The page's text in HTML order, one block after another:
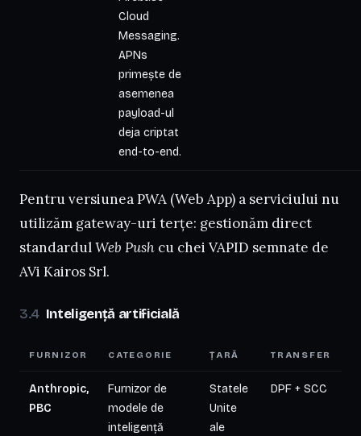
Cloud
Messaging.
APNs
primește de
asemenea
payload-ul
deja criptat
end-to-end.
Pentru versiunea PWA (Web App) a serviciului nu
utilizăm gateway-uri terțe: gestionăm direct
standardulWeb Push cu chei VAPID semnate de
AVi Kairos Srl.
Inteligență artificială
FURNIZOR CATEGORIE ȚARĂ TRANSFER
Anthropic,
PBC
Furnizor de
modele de
inteligență
Statele
Unite
ale
DPF + SCC